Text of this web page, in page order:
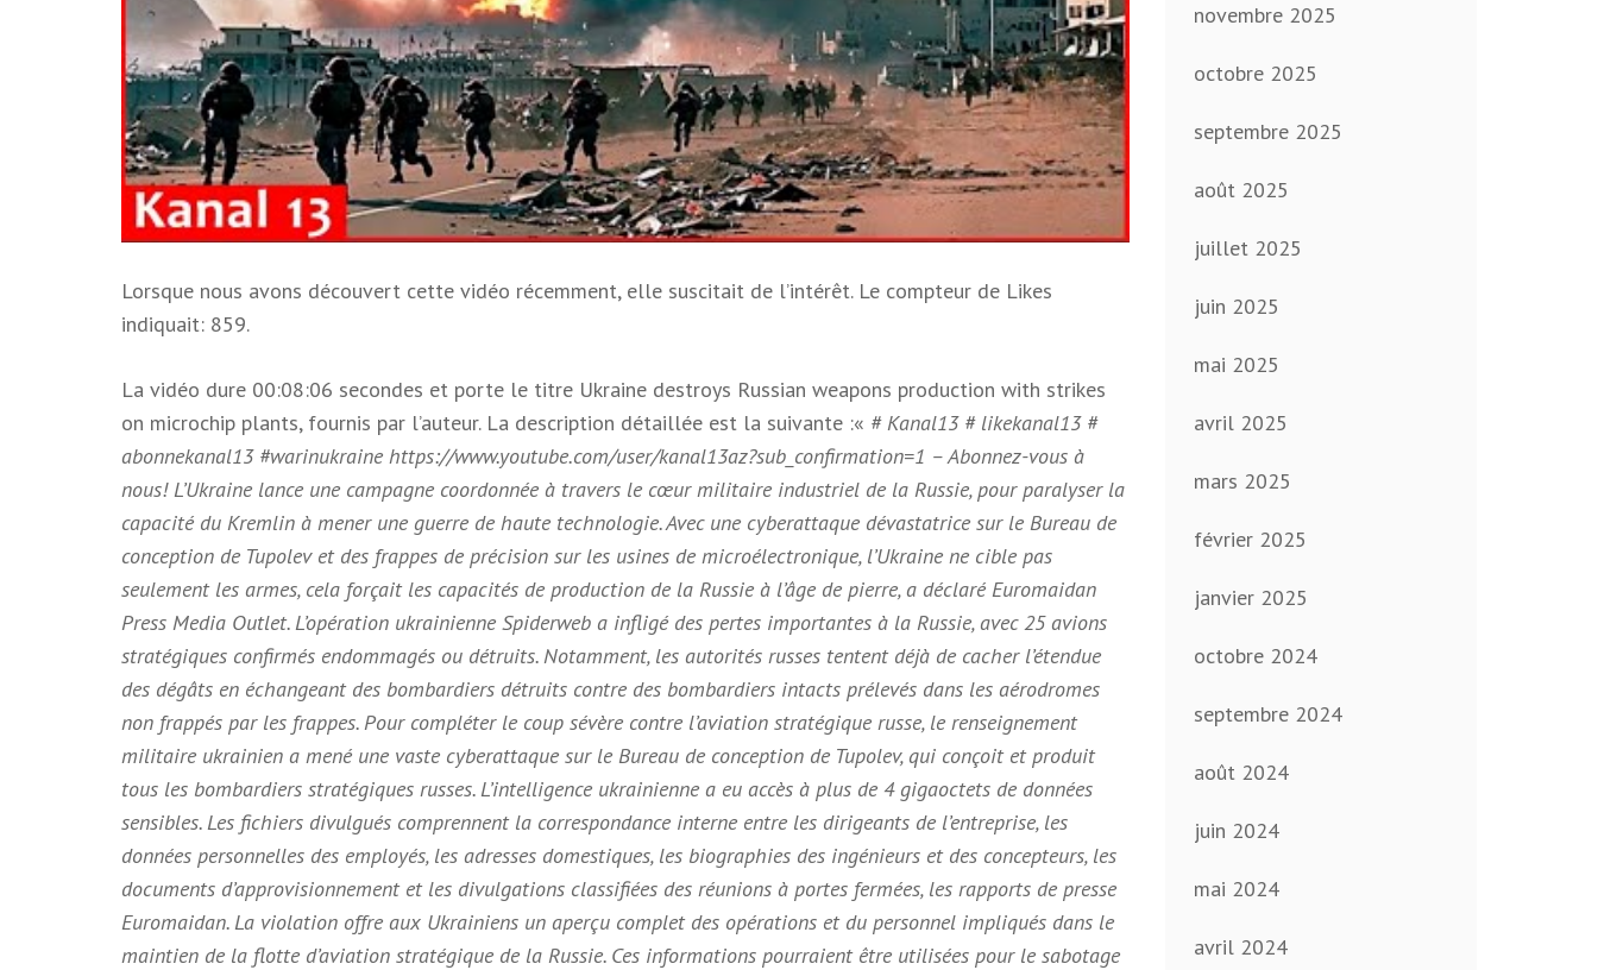
Lorsque nous avons découvert cette vidéo récemment, elle suscitait de l’intérêt. Le compteur de Likes
indiquait: 859.
La vidéo dure 00:08:06 secondes et porte le titre Ukraine destroys Russian weapons production with strikes
on microchip plants, fournis par l’auteur. La description détaillée est la suivante :« # Kanal13 # likekanal13 #
abonnekanal13 #warinukraine https://www.youtube.com/user/kanal13az?sub_confirmation=1 – Abonnez-vous à
nous! L’Ukraine lance une campagne coordonnée à travers le cœur militaire industriel de la Russie, pour paralyser la
capacité du Kremlin à mener une guerre de haute technologie. Avec une cyberattaque dévastatrice sur le Bureau de
conception de Tupolev et des frappes de précision sur les usines de microélectronique, l’Ukraine ne cible pas
seulement les armes, cela forçait les capacités de production de la Russie à l’âge de pierre, a déclaré Euromaidan
Press Media Outlet. L’opération ukrainienne Spiderweb a infligé des pertes importantes à la Russie, avec 25 avions
stratégiques confirmés endommagés ou détruits. Notamment, les autorités russes tentent déjà de cacher l’étendue
des dégâts en échangeant des bombardiers détruits contre des bombardiers intacts prélevés dans les aérodromes
non frappés par les frappes. Pour compléter le coup sévère contre l’aviation stratégique russe, le renseignement
militaire ukrainien a mené une vaste cyberattaque sur le Bureau de conception de Tupolev, qui conçoit et produit
tous les bombardiers stratégiques russes. L’intelligence ukrainienne a eu accès à plus de 4 gigaoctets de données
sensibles. Les fichiers divulgués comprennent la correspondance interne entre les dirigeants de l’entreprise, les
données personnelles des employés, les adresses domestiques, les biographies des ingénieurs et des concepteurs, les
documents d’approvisionnement et les divulgations classifiées des réunions à portes fermées, les rapports de presse
Euromaidan. La violation offre aux Ukrainiens un aperçu complet des opérations et du personnel impliqués dans le
maintien de la flotte d’aviation stratégique de la Russie. Ces informations pourraient être utilisées pour le sabotage
novembre 2025
octobre 2025
septembre 2025
août 2025
juillet 2025
juin 2025
mai 2025
avril 2025
mars 2025
février 2025
janvier 2025
octobre 2024
septembre 2024
août 2024
juin 2024
mai 2024
avril 2024